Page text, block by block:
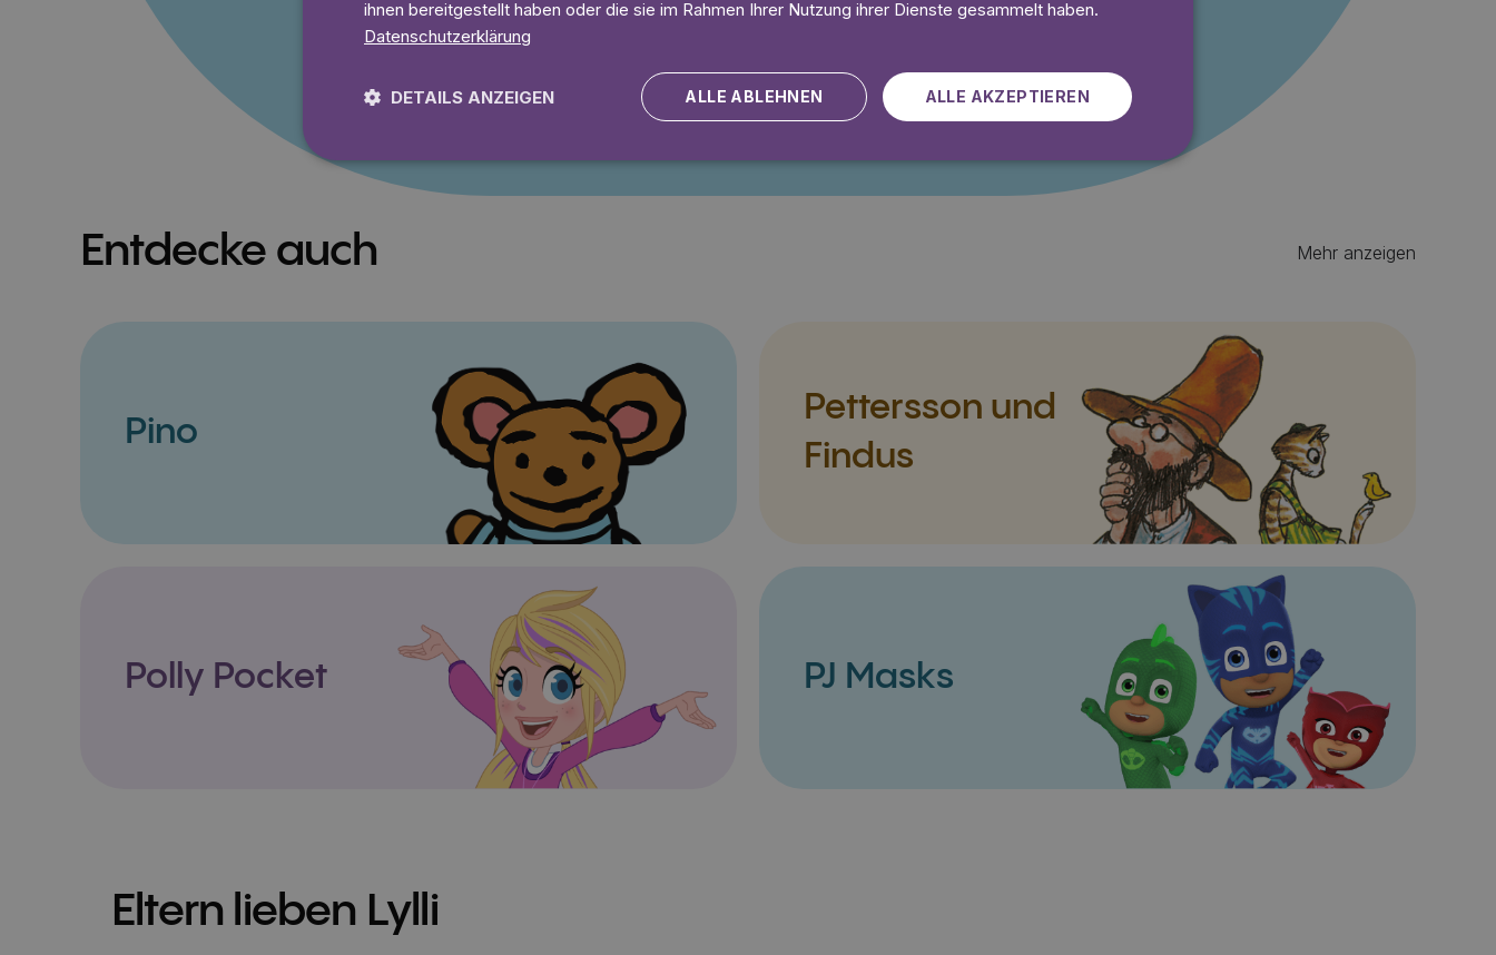
Angebot gültig bis einschließlich 14.09.2026. Nur für Neukunden.
Entdecke auch Mehr anzeigen
Pino
Pettersson und
Findus
Polly Pocket PJ Masks
Eltern lieben Lylli
SWEDISH
ihnen bereitgestellt haben oder die sie im Rahmen Ihrer Nutzung ihrer Dienste gesammelt haben.
Datenschutzerklärung
ALLE AKZEPTIEREN
ALLE ABLEHNEN
DETAILS ANZEIGEN